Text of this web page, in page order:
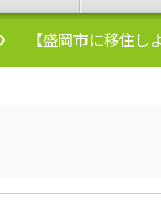
【盛岡市に移住し